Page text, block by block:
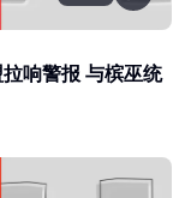
响警报 与槟巫统